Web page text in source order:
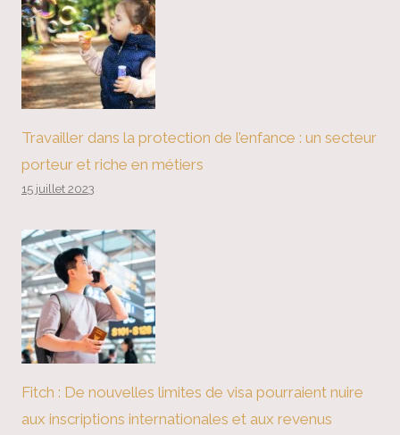
Travailler dans la protection de l’enfance : un secteur
porteur et riche en métiers
15 juillet 2023
Fitch : De nouvelles limites de visa pourraient nuire
aux inscriptions internationales et aux revenus